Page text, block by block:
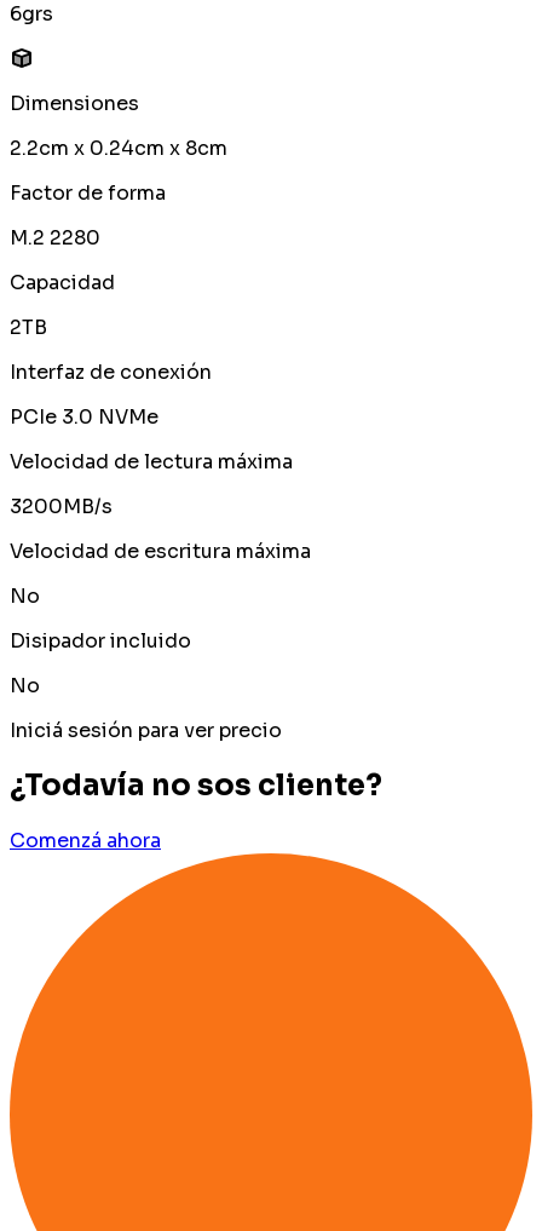
6grs
Dimensiones
2.2cm x 0.24cm x 8cm
Factor de forma
M.2 2280
Capacidad
2TB
Interfaz de conexión
PCIe 3.0 NVMe
Velocidad de lectura máxima
3200MB/s
Velocidad de escritura máxima
No
Disipador incluido
No
Iniciá sesión para ver precio
¿Todavía no sos cliente?
Comenzá ahora